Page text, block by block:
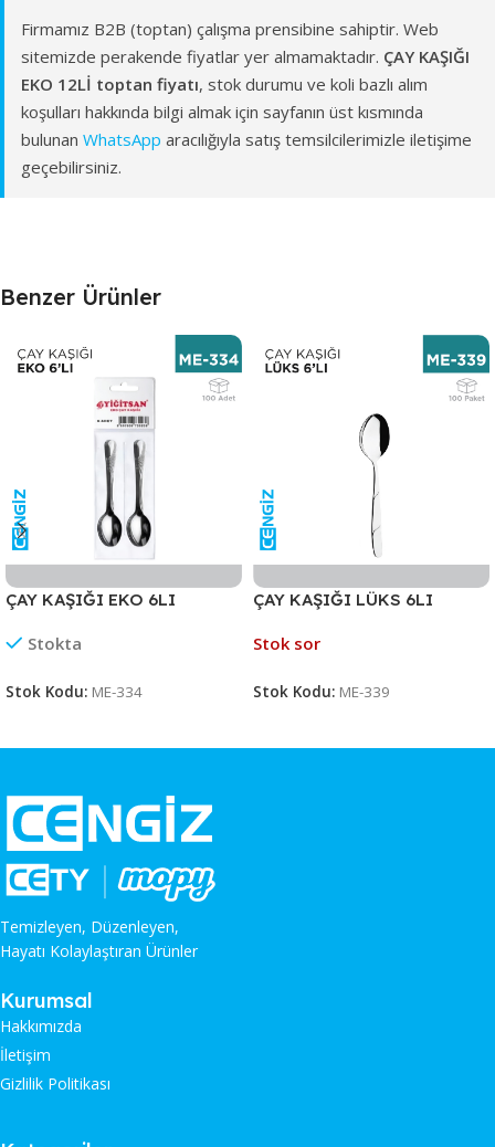
Firmamız B2B (toptan) çalışma prensibine sahiptir. Web
sitemizde perakende fiyatlar yer almamaktadır. ÇAY KAŞIĞI
EKO 12Lİ toptan fiyatı, stok durumu ve koli bazlı alım
koşulları hakkında bilgi almak için sayfanın üst kısmında
bulunan WhatsApp aracılığıyla satış temsilcilerimizle iletişime
geçebilirsiniz.
Benzer Ürünler
ÇAY KAŞIĞI EKO 6LI
Stokta
Stok Kodu: ME-334
ÇAY KAŞIĞI LÜKS 6LI
Stok sor
Stok Kodu: ME-339
Temizleyen, Düzenleyen,
Hayatı Kolaylaştıran Ürünler
Kurumsal
Hakkımızda
İletişim
Gizlilik Politikası